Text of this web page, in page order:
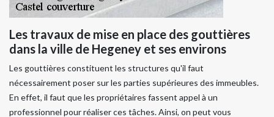
Les travaux de mise en place des gouttières
dans la ville de Hegeney et ses environs
Les gouttières constituent les structures qu'il faut
nécessairement poser sur les parties supérieures des immeubles.
En effet, il faut que les propriétaires fassent appel à un
professionnel pour réaliser ces tâches. Ainsi, on peut vous